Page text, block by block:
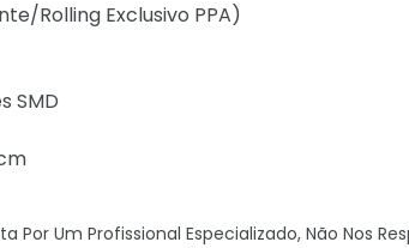
Rolling Exclusivo PPA)
SMD
Um Profissional Especializado, Não Nos